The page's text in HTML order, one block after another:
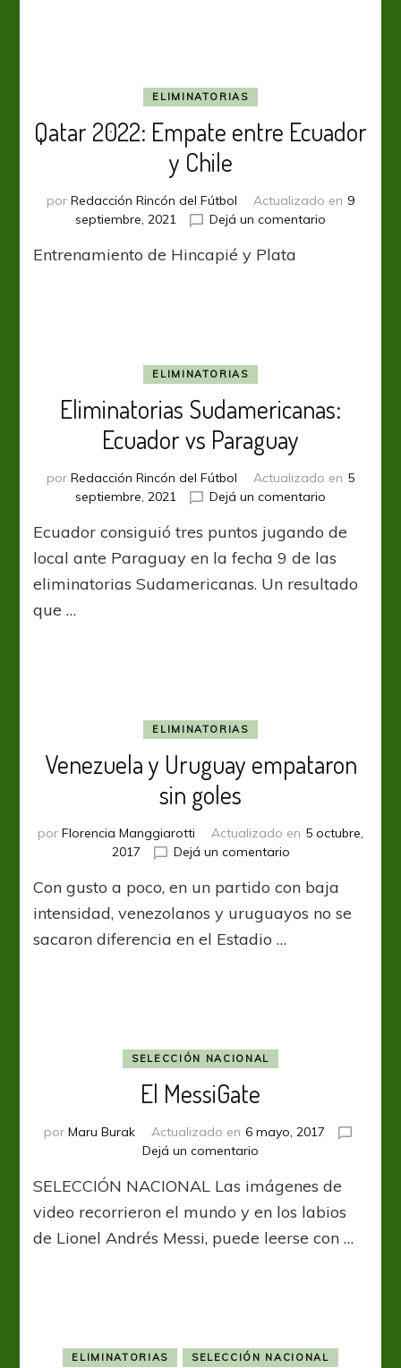
ELIMINATORIAS
Qatar 2022: Empate entre Ecuador
y Chile
por Redacción Rincón del Fútbol Actualizado en 9
septiembre, 2021
Dejá un comentario
Entrenamiento de Hincapié y Plata
ELIMINATORIAS
Eliminatorias Sudamericanas:
Ecuador vs Paraguay
por Redacción Rincón del Fútbol Actualizado en 5
septiembre, 2021
Dejá un comentario
Ecuador
Paraguay
Ecuador consiguió tres puntos jugando de
local ante Paraguay en la fecha 9 de las
eliminatorias Sudamericanas. Un resultado
que …
ELIMINATORIAS
Venezuela y Uruguay empataron
sin goles
por Florencia Manggiarotti Actualizado en 5 octubre,
2017
Dejá un comentarioen
y
Uruguay
Con gusto a poco, en un partido con baja
intensidad, venezolanos y uruguayos no se
sacaron diferencia en el Estadio …
SELECCIÓN NACIONAL
El MessiGate
por Maru Burak Actualizado en 6 mayo, 2017
Dejá un comentario
MessiGate
SELECCIÓN NACIONAL Las imágenes de
video recorrieron el mundo y en los labios
de Lionel Andrés Messi, puede leerse con …
ELIMINATORIAS SELECCIÓN NACIONAL